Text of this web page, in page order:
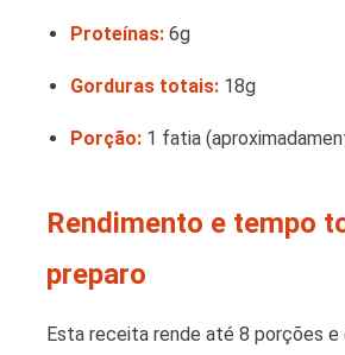
Proteínas: 6g
Gorduras totais: 18g
Porção: 1 fatia
Rendimento e tempo
preparo
Esta receita rende até 8 porções